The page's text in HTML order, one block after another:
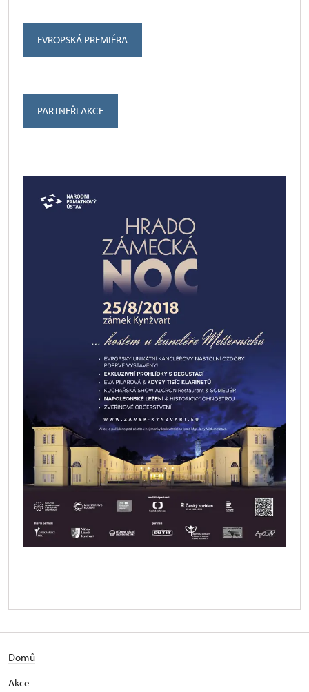
EVROPSKÁ PREMIÉRA
PARTNEŘI AKCE
Domů
Akce